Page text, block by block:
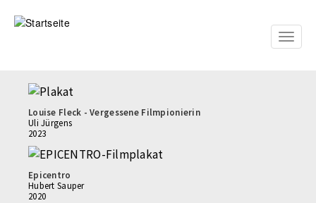
zum
Toggle
Louise Fleck - Vergessene Filmpionierin
Uli Jürgens
2023
Epicentro
Hubert Sauper
2020